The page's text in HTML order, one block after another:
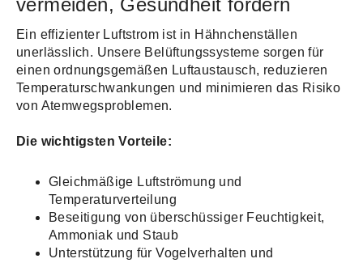
vermeiden, Gesundheit fördern
Ein effizienter Luftstrom ist in Hähnchenställen
unerlässlich. Unsere Belüftungssysteme sorgen für
einen ordnungsgemäßen Luftaustausch, reduzieren
Temperaturschwankungen und minimieren das Risiko
von Atemwegsproblemen.
Die wichtigsten Vorteile:
Gleichmäßige Luftströmung und
Temperaturverteilung
Beseitigung von überschüssiger Feuchtigkeit,
Ammoniak und Staub
Unterstützung für Vogelverhalten und